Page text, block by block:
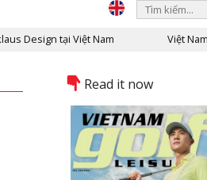
Việt Nam trong mắt KOL Gabi
Read it now